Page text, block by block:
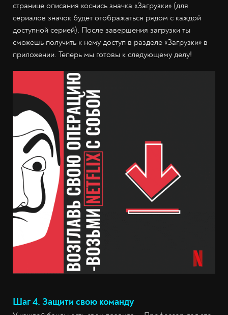
странице описания коснись значка «Загрузки» (для
сериалов значок будет отображаться рядом с каждой
доступной серией). После завершения загрузки ты
сможешь получить к нему доступ в разделе «Загрузки» в
приложении. Теперь мы готовы к следующему делу!
Шаг 4. Защити свою команду